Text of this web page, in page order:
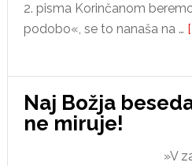
2. pisma Korinčanom
podobo«, se to nanaša na …
Naj Božja
ne miruje!
»V